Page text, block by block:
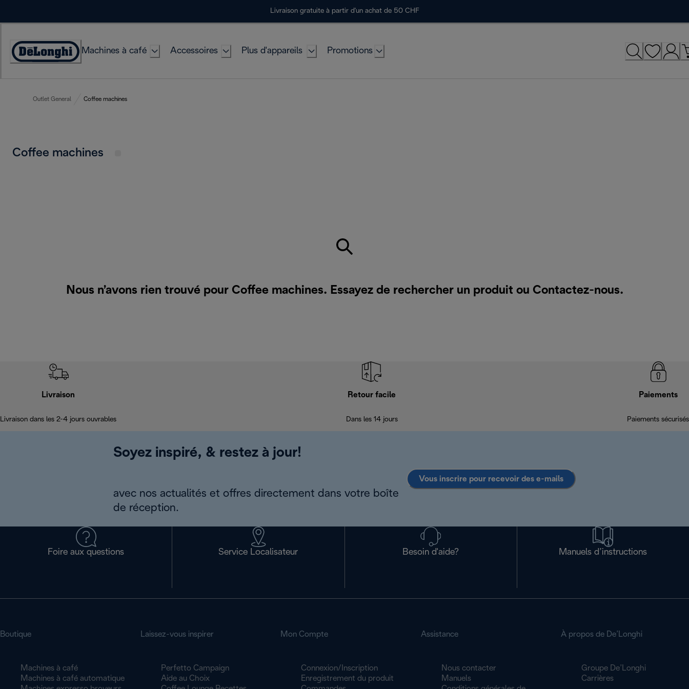
Livraison gratuite à partir d'un achat de 50 CHF
Déclaration
Machines à café Accessoires Plus d'appareils Promotions
Outlet General Coffee machines
Coffee machines
Nous n’avons rien trouvé pour Coffee machines. Essayez de rechercher un produit ou Contactez-nous.
Livraison
Livraison dans les 2-4 jours ouvrables
Retour facile
Dans les 14 jours
Paiements
Paiements sécurisés
Soyez inspiré, & restez à jour!
avec nos actualités et offres directement dans votre boîte
de réception.
Vous inscrire pour recevoir des e-mails
Foire aux questions Service Localisateur Besoin d'aide? Manuels d’instructions
Boutique
Machines à café
Machines à café automatique
Laissez-vous inspirer
Perfetto Campaign
Aide au Choix
Mon Compte
Connexion/Inscription
Enregistrement du produit
Assistance
Nous contacter
Manuels
À propos de De’Longhi
Groupe De’Longhi
Carrières